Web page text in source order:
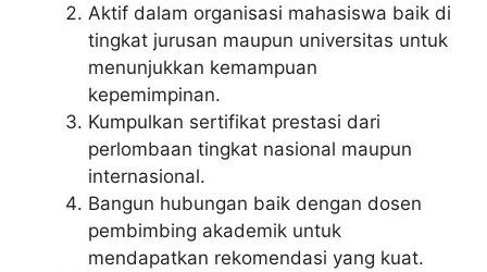
Aktif dalam organisasi mahasiswa baik di
tingkat jurusan maupun universitas untuk
menunjukkan kemampuan
kepemimpinan.
Kumpulkan sertifikat prestasi dari
perlombaan tingkat nasional maupun
internasional.
Bangun hubungan baik dengan dosen
pembimbing akademik untuk
mendapatkan rekomendasi yang kuat.